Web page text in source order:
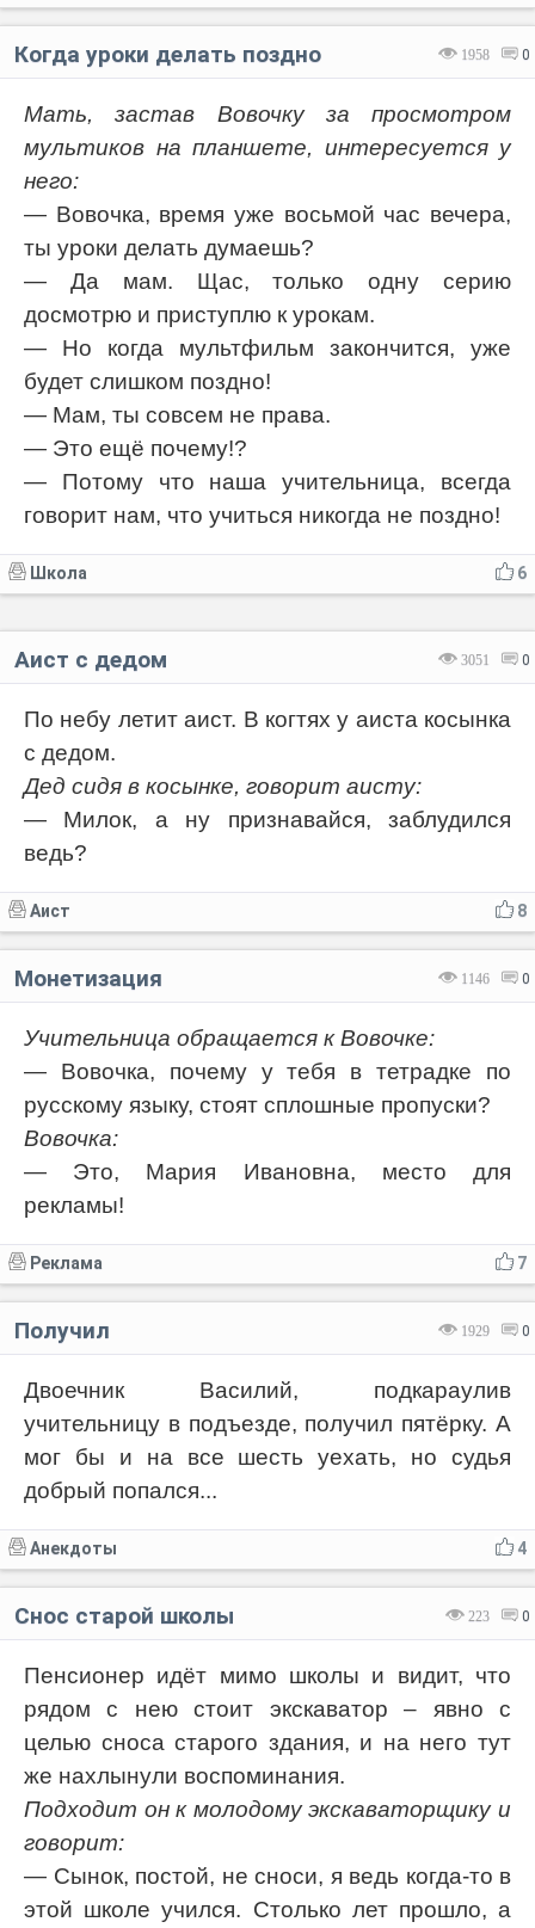
1958 0
Когда уроки делать поздно
Мать, застав Вовочку за просмотром
мультиков на планшете, интересуется у
него:
— Вовочка, время уже восьмой час вечера,
ты уроки делать думаешь?
— Да мам. Щас, только одну серию
досмотрю и приступлю к урокам.
— Но когда мультфильм закончится, уже
будет слишком поздно!
— Мам, ты совсем не права.
— Это ещё почему!?
— Потому что наша учительница, всегда
говорит нам, что учиться никогда не поздно!
6
Школа
3051 0
Аист с дедом
По небу летит аист. В когтях у аиста косынка
с дедом.
Дед сидя в косынке, говорит аисту:
— Милок, а ну признавайся, заблудился
ведь?
8
Аист
1146 0
Монетизация
Учительница обращается к Вовочке:
— Вовочка, почему у тебя в тетрадке по
русскому языку, стоят сплошные пропуски?
Вовочка:
— Это, Мария Ивановна, место для
рекламы!
7
Реклама
1929 0
Получил
Двоечник Василий, подкараулив
учительницу в подъезде, получил пятёрку. А
мог бы и на все шесть уехать, но судья
добрый попался...
4
Анекдоты
223 0
Снос старой школы
Пенсионер идёт мимо школы и видит, что
рядом с нею стоит экскаватор – явно с
целью сноса старого здания, и на него тут
же нахлынули воспоминания.
Подходит он к молодому экскаваторщику и
говорит:
— Сынок, постой, не сноси, я ведь когда-то в
этой школе учился. Столько лет прошло, а